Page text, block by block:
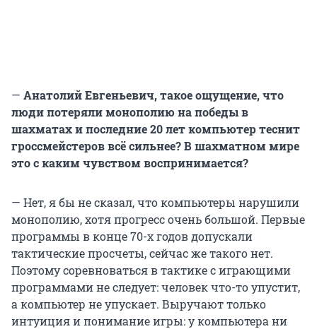
— Анатолий Евгеньевич, такое ощущение, что
люди потеряли монополию на победы в
шахматах и последние 20 лет компьютер теснит
гроссмейстеров всё сильнее? В шахматном мире
это с каким чувством воспринимается?
— Нет, я бы не сказал, что компьютеры нарушили
монополию, хотя прогресс очень большой. Первые
программы в конце 70-х годов допускали
тактические просчеты, сейчас же такого нет.
Поэтому соревноваться в тактике с играющими
программами не следует: человек что-то упустит,
а компьютер не упускает. Выручают только
интуиция и понимание игры: у компьютера ни